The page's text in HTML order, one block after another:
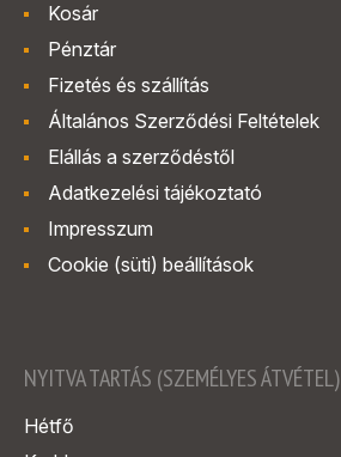
Kosár
Pénztár
Fizetés és szállítás
Általános Szerződési Feltételek
Elállás a szerződéstől
Adatkezelési tájékoztató
Impresszum
Cookie (süti) beállítások
NYITVA TARTÁS (SZEMÉLYES ÁTVÉTEL)
Hétfő